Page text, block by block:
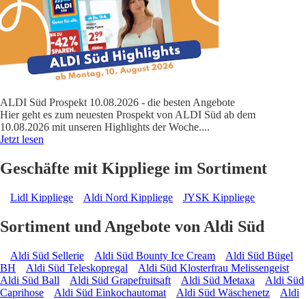
ALDI Süd Prospekt 10.08.2026 - die besten Angebote
Hier geht es zum neuesten Prospekt von ALDI Süd ab dem
10.08.2026 mit unseren Highlights der Woche....
Jetzt lesen
Geschäfte mit Kippliege im Sortiment
Lidl Kippliege Aldi Nord Kippliege JYSK Kippliege
Sortiment und Angebote von Aldi Süd
Aldi Süd Sellerie Aldi Süd Bounty Ice Cream
Aldi Süd Bügel
BH
Aldi Süd Teleskopregal
Aldi Süd Klosterfrau Melissengeist
Aldi Süd Ball
Aldi Süd Grapefruitsaft Aldi Süd Metaxa
Aldi Süd
Caprihose
Aldi Süd Einkochautomat Aldi Süd Wäschenetz
Aldi